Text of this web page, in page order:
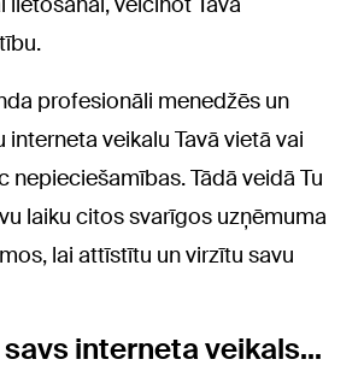
profesionāli menedžēs un
interneta veikalu Tavā vietā vai
nepieciešamības. Tādā veidā Tu
laiku citos svarīgos uzņēmuma
lai attīstītu un virzītu savu
savs interneta veikals...